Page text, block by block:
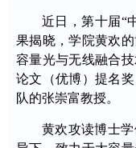
近日，第十届“
果揭晓，学院黄欢
容量光与无线融合
论文（优博）提名
队的张崇富教授。
黄欢攻读博士